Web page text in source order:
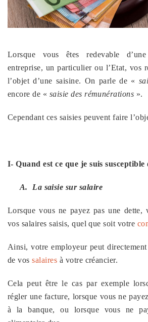
Lorsque vous êtes redevable
entreprise, un particulier ou l’Etat, vos
l’objet d’une saisine. On parle de «
encore de « saisie des rémunérations ».
Cependant ces saisies peuvent faire
I- Quand est ce que je suis susceptible
A. La saisie sur salaire
Lorsque vous ne payez pas une dette,
vos salaires saisis, quel que soit votre
Ainsi, votre employeur peut
de vossalaires à votre créancier.
Cela peut être le cas par exemple
régler une facture, lorsque vous ne
à la banque, ou lorsque vous ne